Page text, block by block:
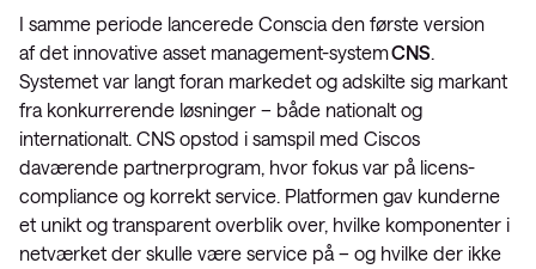
I samme periode lancerede Conscia den første version
af det innovative asset management-systemCNS.
Systemet var langt foran markedet og adskilte sig markant
fra konkurrerende løsninger – både nationalt og
internationalt. CNS opstod i samspil med Ciscos
daværende partnerprogram, hvor fokus var på licens-
compliance og korrekt service. Platformen gav kunderne
et unikt og transparent overblik over, hvilke komponenter i
netværket der skulle være service på – og hvilke der ikke